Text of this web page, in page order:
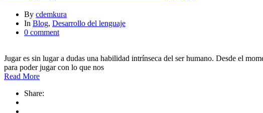
By cdemkura
In Blog, Desarrollo del lenguaje
0 comment
Jugar es sin lugar a dudas una habilidad intrínseca del ser humano. Desde el
para poder jugar con lo que nos
Read More
Share: